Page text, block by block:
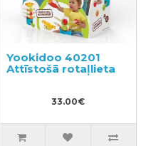
Yookidoo 40201
Attīstošā rotaļlieta
33.00€